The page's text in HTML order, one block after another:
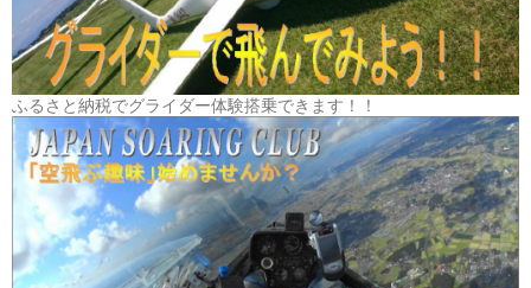
ふるさと納税でグライダー体験搭乗できます！！